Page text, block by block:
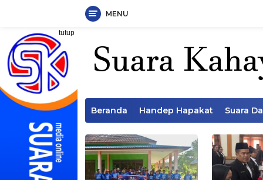
Langsung
konten
MENU
tutup
Beranda Handep Hapakat Suara